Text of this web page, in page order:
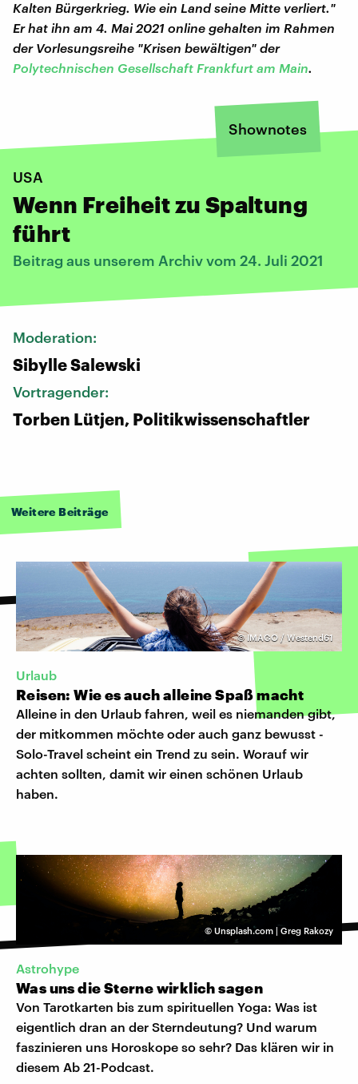
Kalten Bürgerkrieg. Wie ein Land seine Mitte verliert."
Er hat ihn am 4. Mai 2021 online gehalten im Rahmen
der Vorlesungsreihe "Krisen bewältigen" der
Polytechnischen Gesellschaft Frankfurt am Main.
Shownotes
USA
Wenn Freiheit zu Spaltung
führt
Beitrag aus unserem Archiv vom 24. Juli 2021
Moderation:
Sibylle Salewski
Vortragender:
Torben Lütjen, Politikwissenschaftler
Weitere Beiträge
©IMAGO / Westend61
Urlaub
Reisen: Wie es auch alleine Spaß macht
Alleine in den Urlaub fahren, weil es niemanden gibt,
der mitkommen möchte oder auch ganz bewusst -
Solo-Travel scheint ein Trend zu sein. Worauf wir
achten sollten, damit wir einen schönen Urlaub
haben.
© Unsplash.com | Greg Rakozy
Astrohype
Was uns die Sterne wirklich sagen
Von Tarotkarten bis zum spirituellen Yoga: Was ist
eigentlich dran an der Sterndeutung? Und warum
faszinieren uns Horoskope so sehr? Das klären wir in
diesem Ab 21-Podcast.